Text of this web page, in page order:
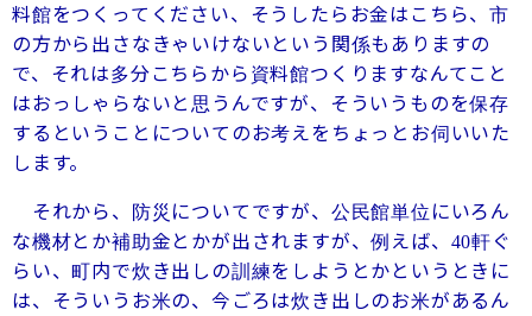
料館をつくってください、そうしたらお金はこちら、市
の方から出さなきゃいけないという関係もありますの
で、それは多分こちらから資料館つくりますなんてこと
はおっしゃらないと思うんですが、そういうものを保存
するということについてのお考えをちょっとお伺いいた
します。
それから、防災についてですが、公民館単位にいろん
な機材とか補助金とかが出されますが、例えば、
40軒ぐ
らい、町内で炊き出しの訓練をしようとかというときに
は、そういうお米の、今ごろは炊き出しのお米があるん